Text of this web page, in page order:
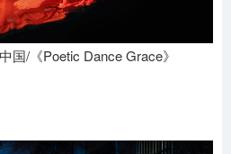
国/《Poetic Dance Grace》